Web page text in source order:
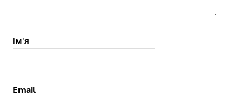
Ім'я
Email